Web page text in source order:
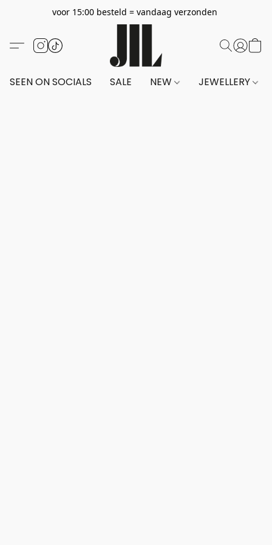
voor 15:00 besteld = vandaag verzonden
SEEN ON SOCIALS SALE NEW JEWELLERY